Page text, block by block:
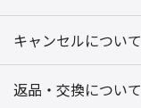
キャンセルについて
返品・交換について